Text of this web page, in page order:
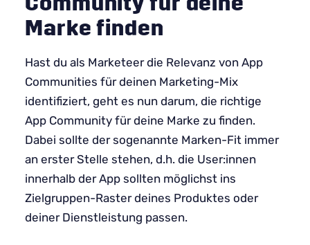
Marke finden
Hast du als Marketeer die Relevanz von App
Communities für deinen Marketing-Mix
identifiziert, geht es nun darum, die richtige
App Community für deine Marke zu finden.
Dabei sollte der sogenannte Marken-Fit immer
an erster Stelle stehen, d.h. die User:innen
innerhalb der App sollten möglichst ins
Zielgruppen-Raster deines Produktes oder
deiner Dienstleistung passen.